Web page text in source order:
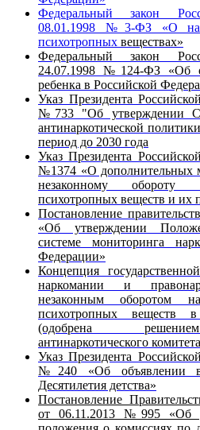
Федеральный закон
08.01.1998 №3-ФЗ «О
психотропных веществах»
Федеральный закон
24.07.1998 №124-ФЗ «Об
ребенка в Российской
Указ Президента
№733 "Об утверждении
антинаркотической
период до 2030 года
Указ Президента
№1374 «О дополнительных
незаконному обороту
психотропных веществ и их
Постановление
«Об утверждении
системе мониторинга
Федерации»
Концепция
наркомании и
незаконным оборотом
психотропных веществ
(одобрена
антинаркотического
Указ Президента
№240 «Об объявлении в
Десятилетия детства»
Постановление
от 06.11.2013 №995 «Об